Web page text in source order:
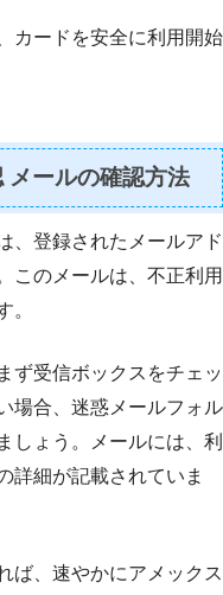
カードを安全に利用開始
メールの確認方法
、登録されたメールアド
このメールは、不正利用
。
ず受信ボックスをチェッ
場合、迷惑メールフォル
しょう。メールには、利
詳細が記載されていま
ば、速やかにアメックス